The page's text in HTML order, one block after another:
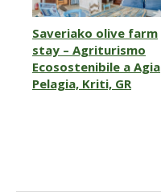
Saveriako olive farm
stay – Agriturismo
Ecosostenibile a Agia
Pelagia, Kriti, GR